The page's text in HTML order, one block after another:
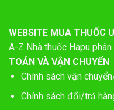
WEBSITE MUA THUỐC
A-Z Nhà thuốc Hapu
TOÁN VÀ VẬN CHUYỂN
Chính sách vận
Chính sách đổi/trả